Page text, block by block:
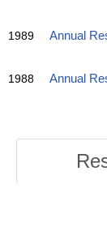
1989 Annual
1988 Annual